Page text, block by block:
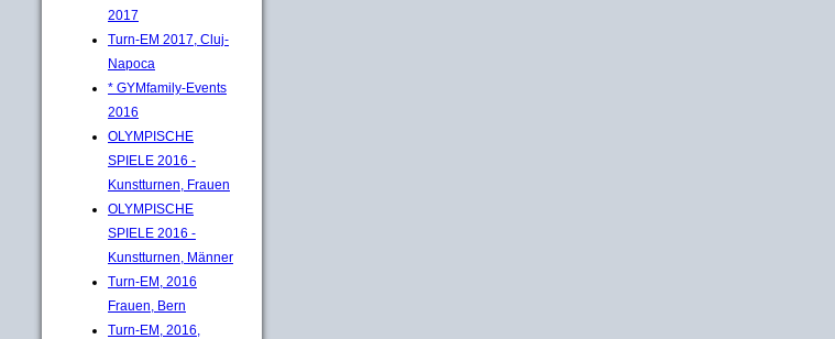
2017
Turn-EM 2017, Cluj-
Napoca
* GYMfamily-Events
2016
OLYMPISCHE
SPIELE 2016 -
Kunstturnen, Frauen
OLYMPISCHE
SPIELE 2016 -
Kunstturnen, Männer
Turn-EM, 2016
Frauen, Bern
Turn-EM, 2016,